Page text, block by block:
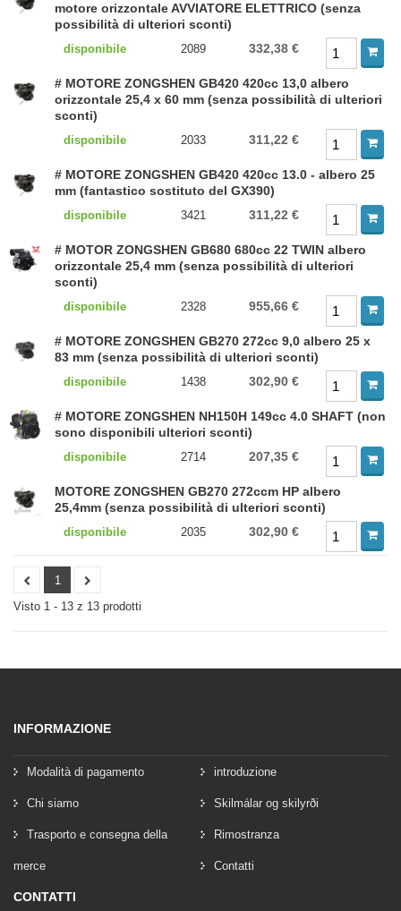
motore orizzontale AVVIATORE ELETTRICO (senza
possibilità di ulteriori sconti)
disponibile 2089 332,38 €
# MOTORE ZONGSHEN GB420 420cc 13,0 albero
orizzontale 25,4 x 60 mm (senza possibilità di ulteriori
sconti)
disponibile 2033 311,22 €
# MOTORE ZONGSHEN GB420 420cc 13.0 - albero 25
mm (fantastico sostituto del GX390)
disponibile 3421 311,22 €
# MOTOR ZONGSHEN GB680 680cc 22 TWIN albero
orizzontale 25,4 mm (senza possibilità di ulteriori
sconti)
disponibile 2328 955,66 €
# MOTORE ZONGSHEN GB270 272cc 9,0 albero 25 x
83 mm (senza possibilità di ulteriori sconti)
disponibile 1438 302,90 €
# MOTORE ZONGSHEN NH150H 149cc 4.0 SHAFT (non
sono disponibili ulteriori sconti)
disponibile 2714 207,35 €
MOTORE ZONGSHEN GB270 272ccm HP albero
25,4mm (senza possibilità di ulteriori sconti)
disponibile 2035 302,90 €
1
Visto 1 - 13 z 13 prodotti
INFORMAZIONE
Modalità di pagamento introduzione
Chi siamo Skilmálar og skilyrði
Trasporto e consegna della
merce
Rimostranza
Contatti
CONTATTI